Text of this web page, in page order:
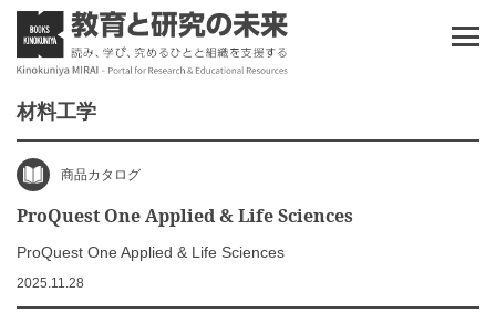
材料工学
商品カタログ
ProQuest One Applied & Life Sciences
ProQuest One Applied & Life Sciences
2025.11.28